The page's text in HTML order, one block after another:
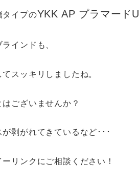
タイプのYKK AP プラマードU
インドも、
スッキリしましたね。
ございませんか？
剥がれてきているなど･･･
リンクにご相談ください！